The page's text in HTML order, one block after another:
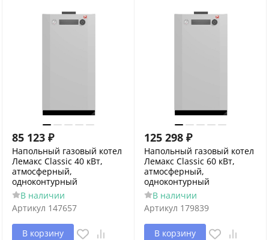
85 123 ₽
Напольный газовый котел
Лемакс Classic 40 кВт,
атмосферный,
одноконтурный
В наличии
Артикул 147657
В корзину
125 298 ₽
Напольный газовый котел
Лемакс Classic 60 кВт,
атмосферный,
одноконтурный
В наличии
Артикул 179839
В корзину